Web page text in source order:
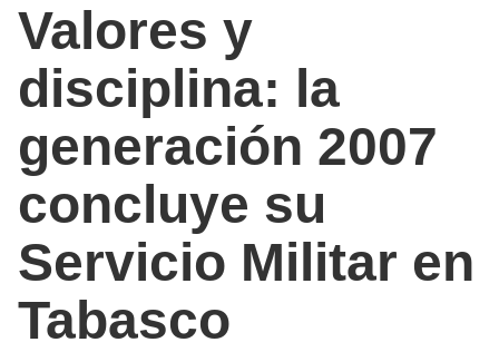
Valores y
disciplina: la
generación 2007
concluye su
Servicio Militar en
Tabasco